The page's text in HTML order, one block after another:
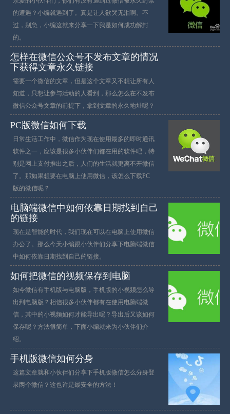
的遭遇？小编就遇到了。真是让人欲哭无泪啊。不
过，别急，小编这就来分享一下我是如何成功解封
的。
怎样在微信公众号不发布文章的情况
下获得文章永久链接
需要一个微信的文章，但是这个文章又不想让所有人
知道，只想让参与活动的人看到，那么怎么在不发布
微信公众号文章的前提下，拿到文章的永久地址呢？
PC版微信如何下载
日常生活工作中，微信作为现在使用最多的即时通讯
软件之一，应该是很多小伙伴们都在用的软件吧，特
别是网上支付推出之后，人们的生活就更离不开微信
了。那如果想要在电脑上使用微信，该怎么下载PC
版的微信呢？
电脑端微信中如何依靠日期找到自己
的链接
现在是智能的时代，我们现在可以在电脑上使用微信
办公了。那么今天小编跟小伙伴们分享下电脑端微信
中如何依靠日期找到自己的链接。
如何把微信的视频保存到电脑
如今微信有手机版与电脑版，手机版的小视频怎么导
出到电脑版？相信很多小伙伴都有在使用电脑端微
信，其中的小视频如何才能导出呢？导出后又该如何
保存呢？方法很简单，下面小编就来为小伙伴们介
绍。
手机版微信如何分身
这篇文章就和小伙伴们分享下手机版微信怎么分身登
录两个微信？这也许是最安全的方法！